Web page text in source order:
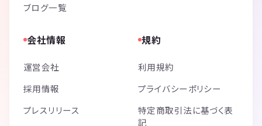
ブログ一覧
会社情報
運営会社
採用情報
プレスリリース
規約
利用規約
プライバシーポリシー
特定商取引法に基づく表
記